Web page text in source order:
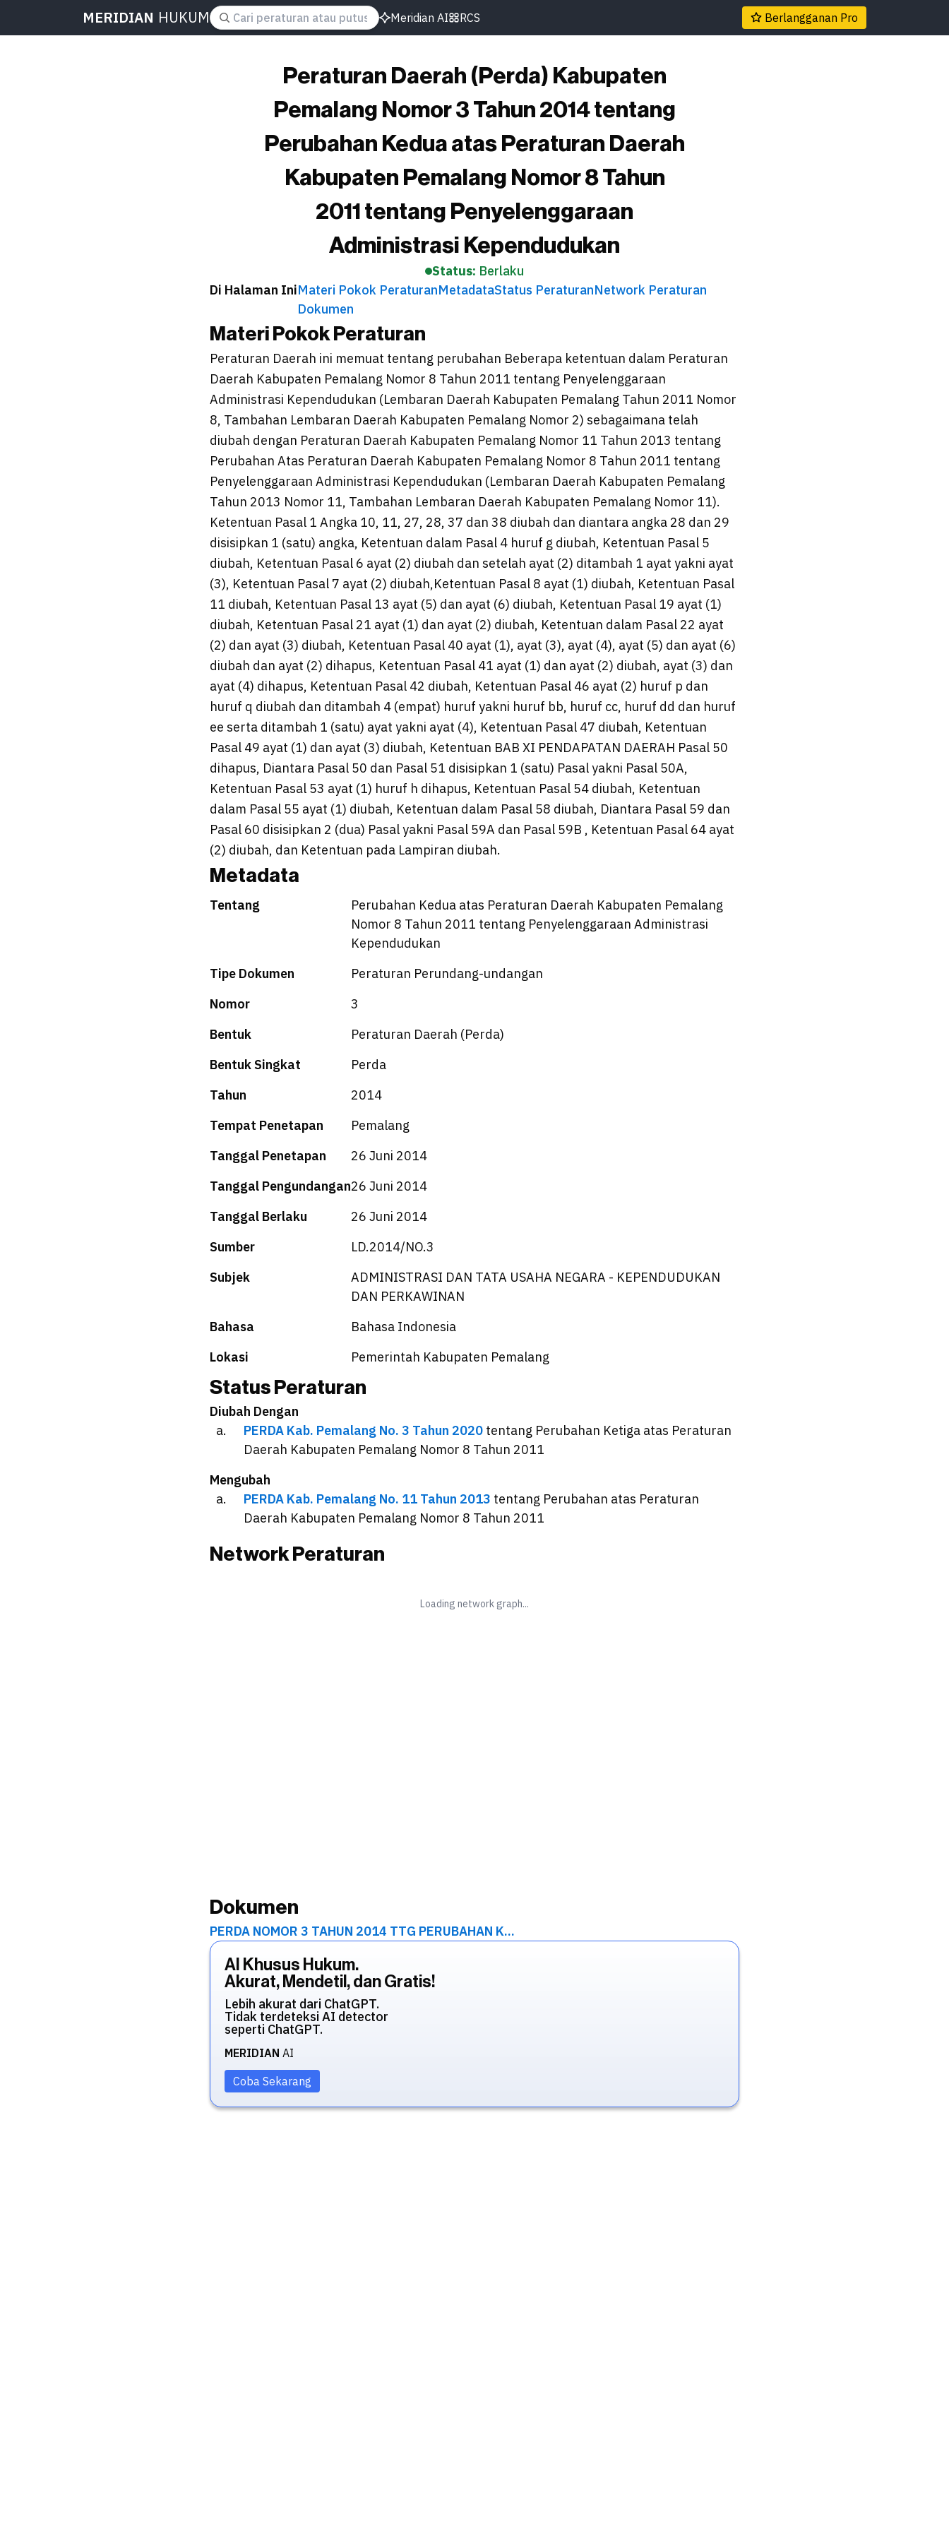
MERIDIAN HUKUM Meridian AI RCS Berlangganan Pro
Peraturan Daerah (Perda) Kabupaten
Pemalang Nomor 3 Tahun 2014 tentang
Perubahan Kedua atas Peraturan Daerah
Kabupaten Pemalang Nomor 8 Tahun
2011 tentang Penyelenggaraan
Administrasi Kependudukan
Status: Berlaku
Di Halaman IniMateri Pokok PeraturanMetadataStatus PeraturanNetwork Peraturan
Dokumen
Materi Pokok Peraturan
Peraturan Daerah ini memuat tentang perubahan Beberapa ketentuan dalam Peraturan
Daerah Kabupaten Pemalang Nomor 8 Tahun 2011 tentang Penyelenggaraan
Administrasi Kependudukan (Lembaran Daerah Kabupaten Pemalang Tahun 2011 Nomor
8, Tambahan Lembaran Daerah Kabupaten Pemalang Nomor 2) sebagaimana telah
diubah dengan Peraturan Daerah Kabupaten Pemalang Nomor 11 Tahun 2013 tentang
Perubahan Atas Peraturan Daerah Kabupaten Pemalang Nomor 8 Tahun 2011 tentang
Penyelenggaraan Administrasi Kependudukan (Lembaran Daerah Kabupaten Pemalang
Tahun 2013 Nomor 11, Tambahan Lembaran Daerah Kabupaten Pemalang Nomor 11).
Ketentuan Pasal 1 Angka 10, 11, 27, 28, 37 dan 38 diubah dan diantara angka 28 dan 29
disisipkan 1 (satu) angka, Ketentuan dalam Pasal 4 huruf g diubah, Ketentuan Pasal 5
diubah, Ketentuan Pasal 6 ayat (2) diubah dan setelah ayat (2) ditambah 1 ayat yakni ayat
(3), Ketentuan Pasal 7 ayat (2) diubah,Ketentuan Pasal 8 ayat (1) diubah, Ketentuan Pasal
11 diubah, Ketentuan Pasal 13 ayat (5) dan ayat (6) diubah, Ketentuan Pasal 19 ayat (1)
diubah, Ketentuan Pasal 21 ayat (1) dan ayat (2) diubah, Ketentuan dalam Pasal 22 ayat
(2) dan ayat (3) diubah, Ketentuan Pasal 40 ayat (1), ayat (3), ayat (4), ayat (5) dan ayat (6)
diubah dan ayat (2) dihapus, Ketentuan Pasal 41 ayat (1) dan ayat (2) diubah, ayat (3) dan
ayat (4) dihapus, Ketentuan Pasal 42 diubah, Ketentuan Pasal 46 ayat (2) huruf p dan
huruf q diubah dan ditambah 4 (empat) huruf yakni huruf bb, huruf cc, huruf dd dan huruf
ee serta ditambah 1 (satu) ayat yakni ayat (4), Ketentuan Pasal 47 diubah, Ketentuan
Pasal 49 ayat (1) dan ayat (3) diubah, Ketentuan BAB XI PENDAPATAN DAERAH Pasal 50
dihapus, Diantara Pasal 50 dan Pasal 51 disisipkan 1 (satu) Pasal yakni Pasal 50A,
Ketentuan Pasal 53 ayat (1) huruf h dihapus, Ketentuan Pasal 54 diubah, Ketentuan
dalam Pasal 55 ayat (1) diubah, Ketentuan dalam Pasal 58 diubah, Diantara Pasal 59 dan
Pasal 60 disisipkan 2 (dua) Pasal yakni Pasal 59A dan Pasal 59B , Ketentuan Pasal 64 ayat
(2) diubah, dan Ketentuan pada Lampiran diubah.
Metadata
Tentang
Perubahan Kedua atas Peraturan Daerah Kabupaten Pemalang
Nomor 8 Tahun 2011 tentang Penyelenggaraan Administrasi
Kependudukan
Tipe Dokumen
Peraturan Perundang-undangan
Nomor
3
Bentuk
Peraturan Daerah (Perda)
Bentuk Singkat
Perda
Tahun
2014
Tempat Penetapan
Pemalang
Tanggal Penetapan
26 Juni 2014
Tanggal Pengundangan26 Juni 2014
Tanggal Berlaku
26 Juni 2014
Sumber
LD.2014/NO.3
Subjek
ADMINISTRASI DAN TATA USAHA NEGARA - KEPENDUDUKAN
DAN PERKAWINAN
Bahasa
Bahasa Indonesia
Lokasi
Pemerintah Kabupaten Pemalang
Status Peraturan
Diubah Dengan
PERDA Kab. Pemalang No. 3 Tahun 2020 tentang Perubahan Ketiga atas Peraturan
Daerah Kabupaten Pemalang Nomor 8 Tahun 2011
Mengubah
PERDA Kab. Pemalang No. 11 Tahun 2013 tentang Perubahan atas Peraturan
Daerah Kabupaten Pemalang Nomor 8 Tahun 2011
Network Peraturan
Loading network graph...
Dokumen
PERDA NOMOR 3 TAHUN 2014 TTG PERUBAHAN K...
AI Khusus Hukum.
Akurat, Mendetil, dan Gratis!
Lebih akurat dari ChatGPT.
Tidak terdeteksi AI detector
seperti ChatGPT.
MERIDIAN AI
Coba Sekarang